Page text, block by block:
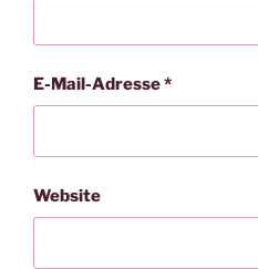
E-Mail-Adresse*
Website